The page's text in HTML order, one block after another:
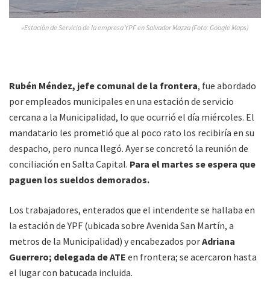
»Estación de Servicio de la empresa YPF en Salvador Mazza (Foto: Google Maps)
Rubén Méndez, jefe comunal de la frontera, fue abordado
por empleados municipales en una estación de servicio
cercana a la Municipalidad, lo que ocurrió el día miércoles. El
mandatario les prometió que al poco rato los recibiría en su
despacho, pero nunca llegó. Ayer se concretó la reunión de
conciliación en Salta Capital. Para el martes se espera que
paguen los sueldos demorados.
Los trabajadores, enterados que el intendente se hallaba en
la estación de YPF (ubicada sobre Avenida San Martín, a
metros de la Municipalidad) y encabezados porAdriana
Guerrero; delegada de ATE en frontera; se acercaron hasta
el lugar con batucada incluida.